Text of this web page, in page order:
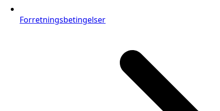
Forretningsbetingelser